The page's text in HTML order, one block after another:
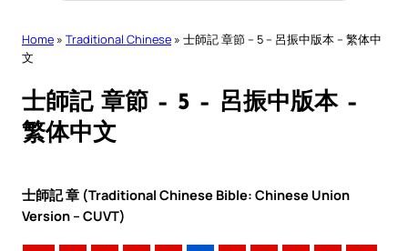
Home » Traditional Chinese » 士師記 章節 – 5 – 呂振中版本 – 繁体中
文
士師記 章節 – 5 – 呂振中版本 –
繁体中文
士師記 章 (Traditional Chinese Bible: Chinese Union
Version – CUVT)